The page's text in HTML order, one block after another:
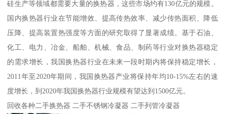
硅生产等领域都需要大量的换热器，这些市场约有130亿元的规模。
国内换热器行业在节能增效、提高传热效率、减少传热面积、降低
压降、提高装置热强度等方面的研究取得了显著成绩。基于石油、
化工、电力、冶金、船舶、机械、食品、制药等行业对换热器稳定
的需求增长，我国换热器行业在未来一段时期内将保持稳定增长，
2011年至2020年期间，我国换热器产业将保持年均10-15%左右的速
度增长，到2020年我国换热器行业规模有望达到1500亿元。
回收各种二手换热器 二手不锈钢冷凝器 二手列管冷凝器